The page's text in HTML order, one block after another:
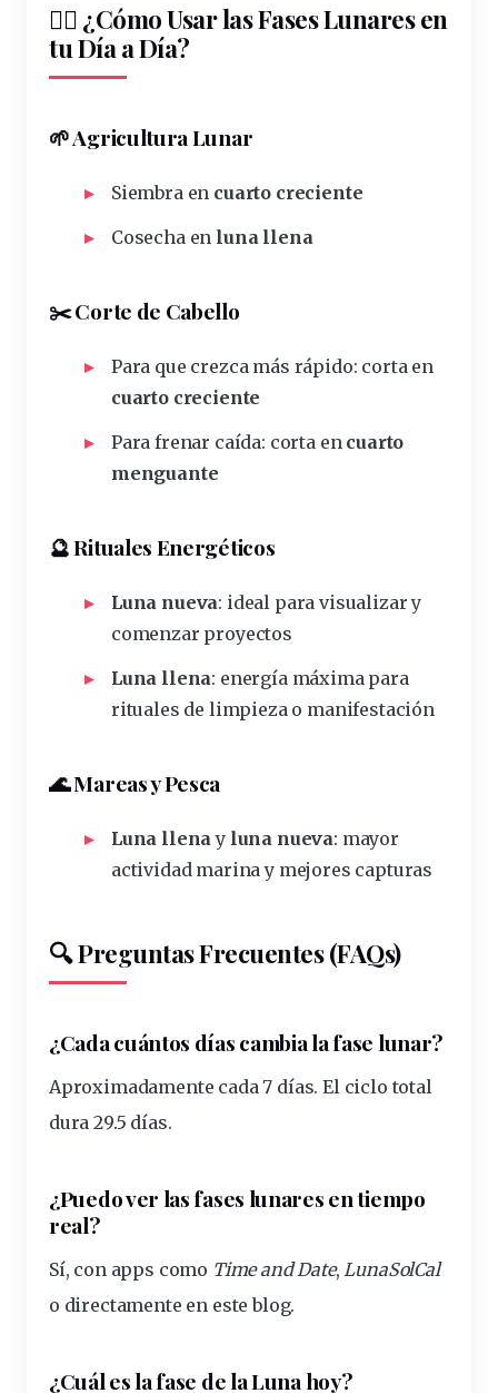
🧘‍♀️ ¿Cómo Usar las Fases Lunares en
tu Día a Día?
🌱 Agricultura Lunar
Siembra en cuarto creciente
Cosecha en luna llena
✂️ Corte de Cabello
Para que crezca más rápido: corta en
cuarto creciente
Para frenar caída: corta en cuarto
menguante
🔮 Rituales Energéticos
Luna nueva: ideal para visualizar y
comenzar proyectos
Luna llena: energía máxima para
rituales de limpieza o manifestación
🌊 Mareas y Pesca
Luna llena y luna nueva: mayor
actividad marina y mejores capturas
🔍 Preguntas Frecuentes (FAQs)
¿Cada cuántos días cambia la fase lunar?
Aproximadamente cada 7 días. El ciclo total
dura 29.5 días.
¿Puedo ver las fases lunares en tiempo
real?
Sí, con apps como Time and Date, LunaSolCal
o directamente en este blog.
¿Cuál es la fase de la Luna hoy?